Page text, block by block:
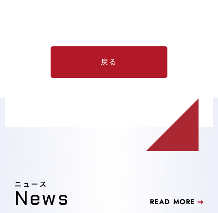
戻る
ニュース
News READ MORE